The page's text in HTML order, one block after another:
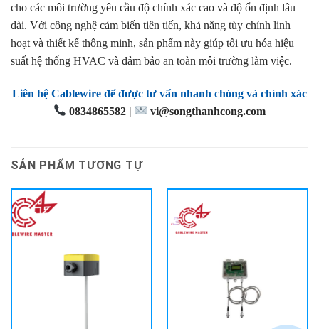
cho các môi trường yêu cầu độ chính xác cao và độ ổn định lâu
dài. Với công nghệ cảm biến tiên tiến, khả năng tùy chỉnh linh
hoạt và thiết kế thông minh, sản phẩm này giúp tối ưu hóa hiệu
suất hệ thống HVAC và đảm bảo an toàn môi trường làm việc.
Liên hệ Cablewire để được tư vấn nhanh chóng và chính xác
0834865582 |
vi@songthanhcong.com
SẢN PHẨM TƯƠNG TỰ